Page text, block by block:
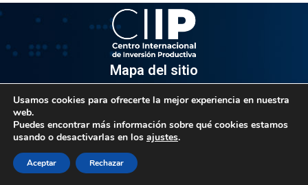
Mapa del sitio
Av. Venezuela, Edif. Epsilon Piso 3, Oficina 3-2, Sector el
Rosal, Chacao.
Caracas, Código Postal 1064
Info@observatorio.gob.ve
Usamos cookies para ofrecerte la mejor experiencia en nuestra
web.
Puedes encontrar más información sobre qué cookies estamos
usando o desactivarlas en los ajustes.
Aceptar Rechazar